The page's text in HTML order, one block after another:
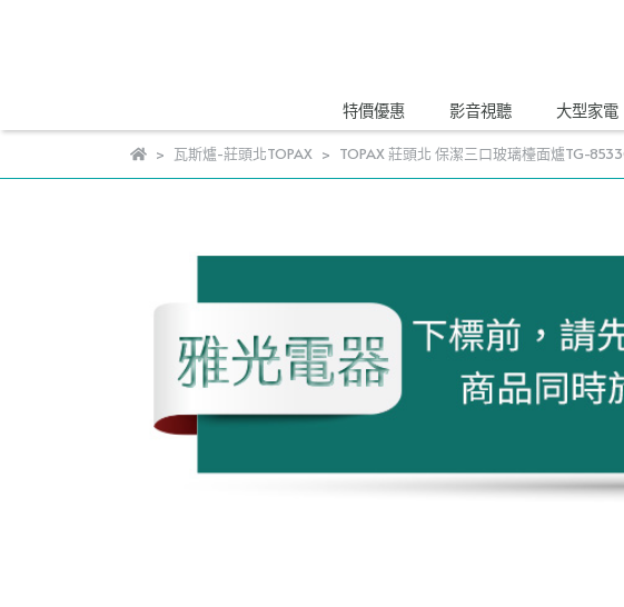
特價優惠 影音視聽 大型家電
瓦斯爐-莊頭北TOPAX TOPAX 莊頭北 保潔三口玻璃檯面爐TG-